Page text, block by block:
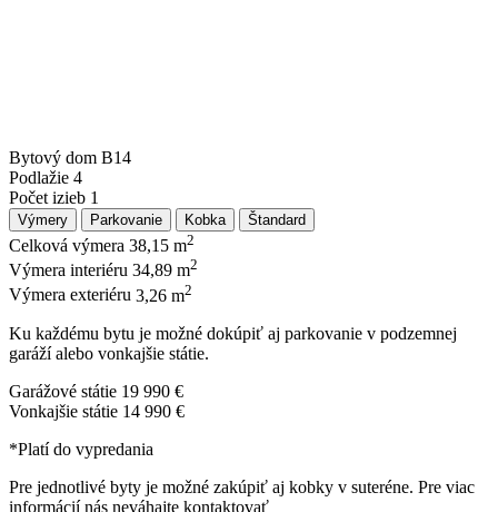
Bytový dom B14
Podlažie 4
Počet izieb 1
Výmery Parkovanie Kobka Štandard
Celková výmera 38,15 m2
Výmera interiéru 34,89 m2
Výmera exteriéru 3,26 m2
Ku každému bytu je možné dokúpiť aj parkovanie v podzemnej
garáží alebo vonkajšie státie.
Garážové státie 19 990 €
Vonkajšie státie 14 990 €
*Platí do vypredania
Pre jednotlivé byty je možné zakúpiť aj kobky v suteréne. Pre viac
informácií nás neváhajte kontaktovať